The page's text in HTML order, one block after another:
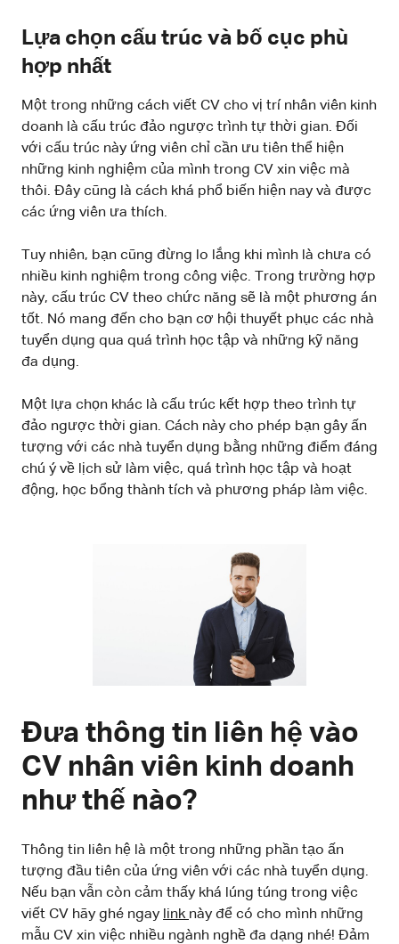
Lựa chọn cấu trúc và bố cục phù
hợp nhất
Một trong những cách viết CV cho vị trí nhân viên kinh
doanh là cấu trúc đảo ngược trình tự thời gian. Đối
với cấu trúc này ứng viên chỉ cần ưu tiên thể hiện
những kinh nghiệm của mình trong CV xin việc mà
thôi. Đây cũng là cách khá phổ biến hiện nay và được
các ứng viên ưa thích.
Tuy nhiên, bạn cũng đừng lo lắng khi mình là chưa có
nhiều kinh nghiệm trong công việc. Trong trường hợp
này, cấu trúc CV theo chức năng sẽ là một phương án
tốt. Nó mang đến cho bạn cơ hội thuyết phục các nhà
tuyển dụng qua quá trình học tập và những kỹ năng
đa dụng.
Một lựa chọn khác là cấu trúc kết hợp theo trình tự
đảo ngược thời gian. Cách này cho phép bạn gây ấn
tượng với các nhà tuyển dụng bằng những điểm đáng
chú ý về lịch sử làm việc, quá trình học tập và hoạt
động, học bổng thành tích và phương pháp làm việc.
Đưa thông tin liên hệ vào
CV nhân viên kinh doanh
như thế nào?
Thông tin liên hệ là một trong những phần tạo ấn
tượng đầu tiên của ứng viên với các nhà tuyển dụng.
Nếu bạn vẫn còn cảm thấy khá lúng túng trong việc
viết CV hãy ghé ngay link này để có cho mình những
mẫu CV xin việc nhiều ngành nghề đa dạng nhé! Đảm